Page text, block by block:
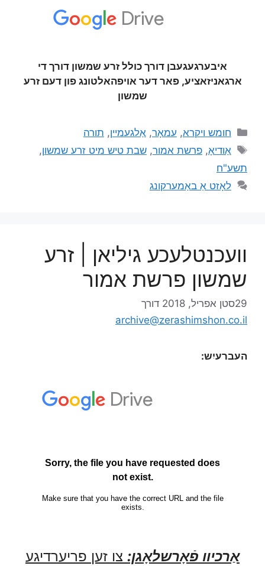
איבערגעגעבן דורך כולל זרע שמשון דורך די
ארגאניזאציע, פאר דער אויפהאלטונג פון דעם זרע
שמשון
חומש ויקרא, עמאָר, אַלגעמיין, תורה
אַודיאָ,פרשת אמור,שבת טיש מיט זרע שמשון,
תשע"ח
לאָזט אַ באַמערקונג
וועכנטלעכע גיליאן | זרע
שמשון פרשת אמור
29סטן אפריל, 2018
דורך
archive@zerashimshon.co.il
העברעיִש:
אַרכיוו פֿאָרשלאָגן: צו זען פריערדיגע